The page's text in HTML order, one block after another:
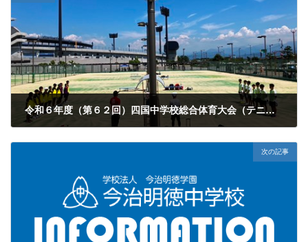
令和６年度（第６２回）四国中学校総合体育大会（テニス競技）
次の記事